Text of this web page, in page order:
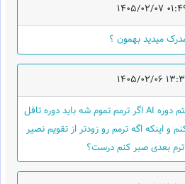
1405/02/07
1405/02/06
سلام روزبخیر من ترم UI6 هستم دوره AI اگر ترمم تموم شه باید دوره تافل
و اینکه اگه ترمم رو زودتر از تقویم نصیر
ترم بعدی صبر کنم درست؟